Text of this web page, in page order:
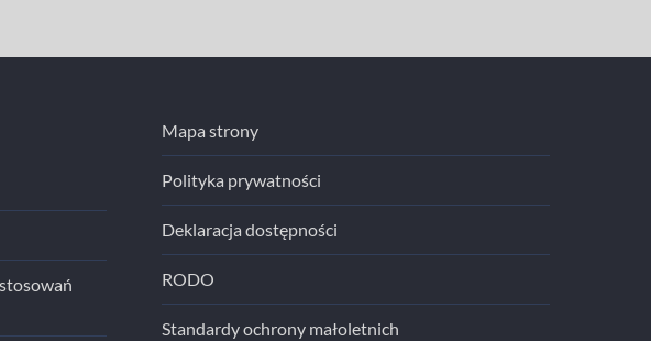
Mapa strony
Polityka prywatności
Deklaracja dostępności
RODO
Standardy ochrony małoletnich